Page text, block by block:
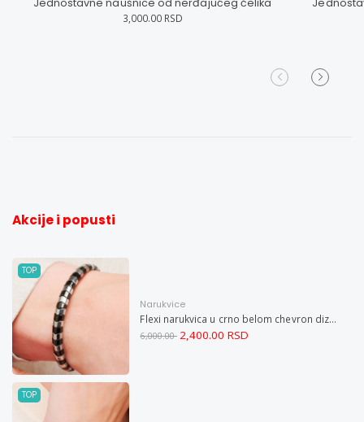
Jednostavne naušnice od nerđajućeg čelika
3,000.00 RSD
Akcije i popusti
TOP
Narukvice
Flexi narukvica u crno belom chevron dizajnu M
6,000.00 2,400.00 RSD
TOP